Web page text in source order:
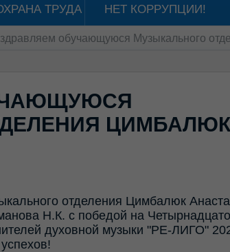
ТРУДА НЕТ КОРРУПЦИИ!
обучающуюся Музыкального
ЦИМБАЛЮК
отделения Цимбалюк
Н.К. с победой на
духовной музыки "РЕ-ЛИГО"